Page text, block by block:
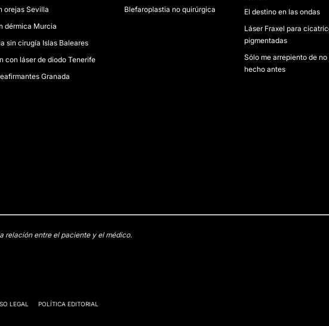
orejas Sevilla
dérmica Murcia
sin cirugía Islas Baleares
con láser de diodo Tenerife
Granada
Blefaroplastia no quirúrgica
El destino en las ondas
Láser Fraxel para
pigmentadas
Sólo me arrepiento de
hecho antes
relación entre el paciente y el médico.
LEGAL POLÍTICA EDITORIAL